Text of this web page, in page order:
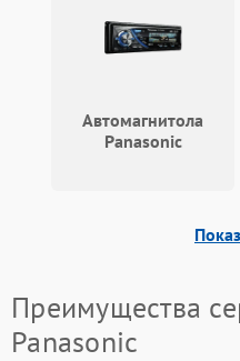
Автомагнитола
Panasonic
Преимущества
Panasonic